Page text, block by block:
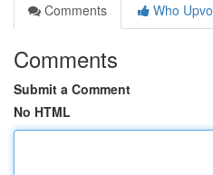
Comments
Who
Comments
Submit a Comment
No HTML